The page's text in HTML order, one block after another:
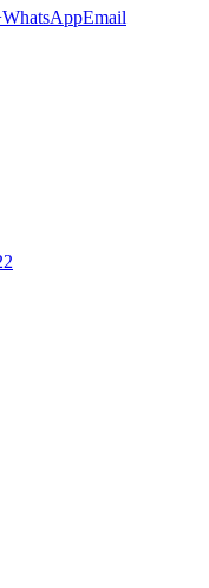
WhatsAppEmail